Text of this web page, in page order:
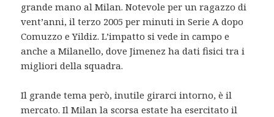
grande mano al Milan. Notevole per un ragazzo di
vent’anni, il terzo 2005 per minuti in Serie A dopo
Comuzzo e Yildiz. L’impatto si vede in campo e
anche a Milanello, dove Jimenez ha dati fisici tra i
migliori della squadra.
Il grande tema però, inutile girarci intorno, è il
mercato. Il Milan la scorsa estate ha esercitato il